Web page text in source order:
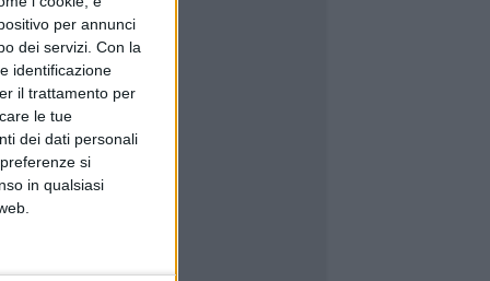
per annunci
dei servizi. Con la
identificazione
il trattamento per
le tue
dei dati personali
si
in qualsiasi